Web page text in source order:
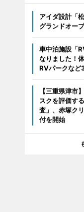
アイダ設計「
グランドオー
車中泊施設「
なりました！
RVパークなど
【三重県津市
スクを評価す
査」、赤塚ク
付を開始